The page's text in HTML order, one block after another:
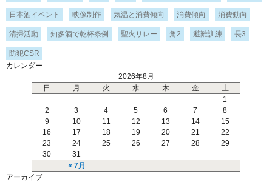
日本酒イベント 映像制作 気温と消費傾向 消費傾向 消費動向
清掃活動 知多酒で乾杯条例 聖火リレー 角2 避難訓練 長3
防犯CSR
カレンダー
2026年8月
日
月 火 水 木 金 土
« 7月
1
2
3 4 5 6 7
8
9
10 11 12 13 14
15
16
17 18 19 20 21
22
23
24 25 26 27 28
29
30
31
アーカイブ